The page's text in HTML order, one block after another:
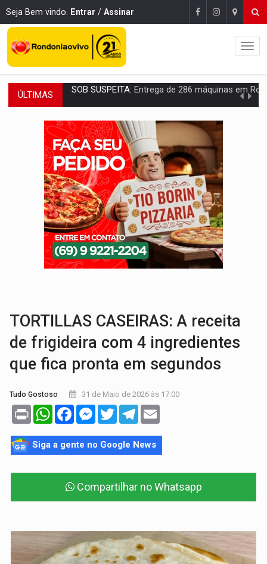
Seja Bem vindo. Entrar / Assinar
ÚLTIMAS ARTIGO:Reter até 50% no distrato imobiliário é legal, mas não pode
DO HOSPITAL AO CAMPO:Veja as mais de 200 ações de Marcos
EXPANSÃO:Grupo Nova Era amplia presença em PVH e transforma Aramix
ROTA GLOBAL:PCC amplia presença internacional e transforma Brasil em
CONEXÃO RONDONIAOVIVO:Museólogo Antônio Ocampo conduz a história de
EXTENSÃO DE DANOS:Ferroviários pedem ao Iphan recuperação de área
VARIANDO O CARDÁPIO:Veja essa receita de carne assada para o
PREJUÍZO AOS ESTUDANTES:Greve dos professores em PVH é
TORTILLAS CASEIRAS: A receita
de frigideira com 4 ingredientes
que fica pronta em segundos
Tudo Gostoso 31 de Maio de 2026 às 17:00
Print WhatsAppFacebookMessenger
TwitterTelegram
Siga a gente no Google News
Compartilhar no Whatsapp